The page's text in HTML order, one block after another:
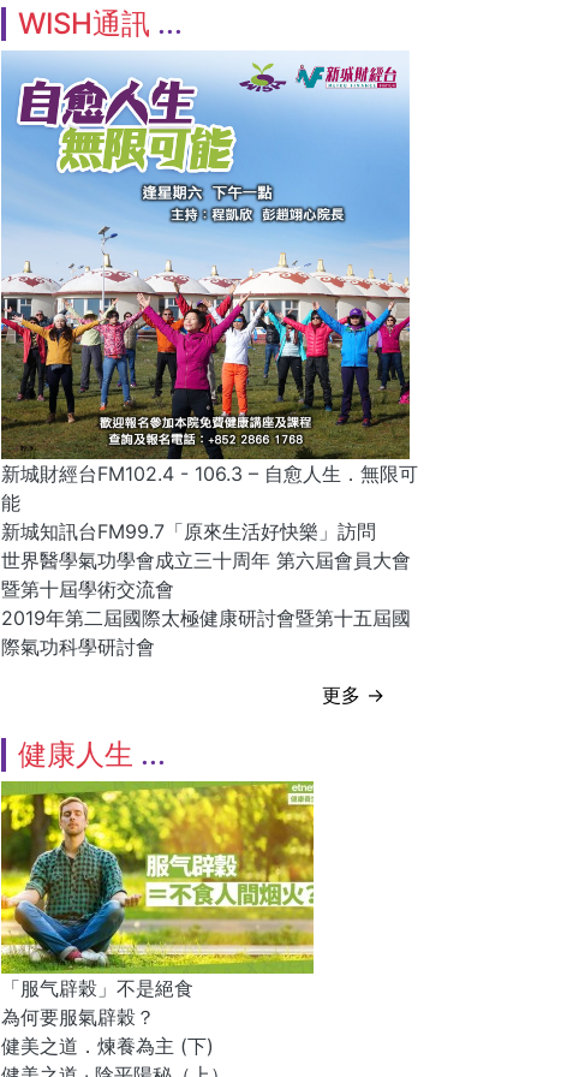
WISH通訊
新城財經台FM102.4 - 106.3 – 自愈人生．無限可
能
新城知訊台FM99.7「原來生活好快樂」訪問
世界醫學氣功學會成立三十周年 第六屆會員大會
暨第十屆學術交流會
2019年第二屆國際太極健康研討會暨第十五屆國
際氣功科學研討會
更多 →
健康人生
「服气辟穀」不是絕食
為何要服氣辟穀？
健美之道．煉養為主 (下)